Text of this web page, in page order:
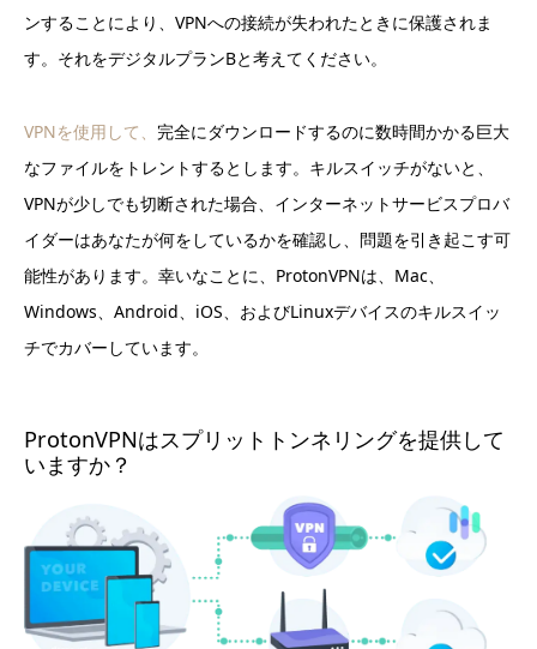
ンすることにより、VPNへの接続が失われたときに保護されま
す。それをデジタルプランBと考えてください。
VPNを使用して、 完全にダウンロードするのに数時間かかる巨大
なファイルをトレントするとします。キルスイッチがないと、
VPNが少しでも切断された場合、インターネットサービスプロバ
イダーはあなたが何をしているかを確認し、問題を引き起こす可
能性があります。幸いなことに、ProtonVPNは、Mac、
Windows、Android、iOS、およびLinuxデバイスのキルスイッ
チでカバーしています。
ProtonVPNはスプリットトンネリングを提供して
いますか？